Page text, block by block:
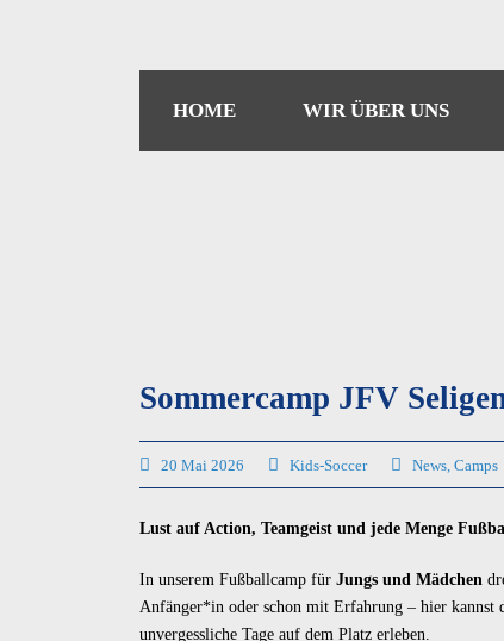
HOME WIR ÜBER UNS
Sommercamp JFV
20 Mai 2026 Kids-Soccer News, Camps
Lust auf Action, Teamgeist und jede Menge
In unserem Fußballcamp für Jungs und Mädchen
Anfänger*in oder schon mit Erfahrung – hier kannst
unvergessliche Tage auf dem Platz erleben.